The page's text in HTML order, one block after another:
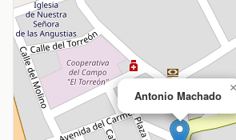
Antonio Machado
×